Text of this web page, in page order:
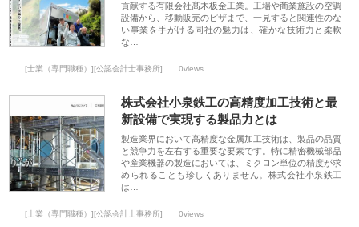
貢献する有限会社髙木板金工業。工場や商業施設の空調
設備から、移動販売のピザまで、一見すると関連性のな
い事業を手がける同社の魅力は、確かな技術力と柔軟
な…
[士業（専門職種）][公認会計士事務所] 0views
株式会社小泉鉄工の高精度加工技術と最
新設備で実現する製品力とは
製造業界において高精度な金属加工技術は、製品の品質
と競争力を左右する重要な要素です。特に精密機械部品
や産業機器の製造においては、ミクロン単位の精度が求
められることも珍しくありません。株式会社小泉鉄工
は…
[士業（専門職種）][公認会計士事務所] 0views